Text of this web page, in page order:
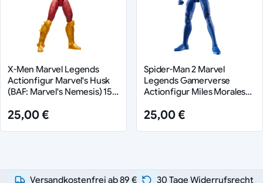
X-Men Marvel Legends
Actionfigur Marvel's Husk
(BAF: Marvel's Nemesis) 15
25,00 €
Spider-Man 2 Marvel
Legends Gamerverse
Actionfigur Miles Morales
25,00 €
Versandkostenfrei ab 89 €
30 Tage Widerrufsrecht